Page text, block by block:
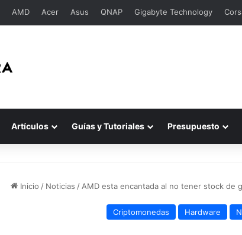
AMD Acer Asus QNAP Gigabyte Technology
Artículos Guías y Tutoriales Presupuesto
Inicio / Noticias / AMD esta encantada al no tener stock de
Criptomonedas Hardware